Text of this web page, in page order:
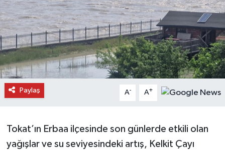
Paylaş A- A+
Tokat’ın Erbaa ilçesinde son günlerde etkili olan
yağışlar ve su seviyesindeki artış, Kelkit Çayı
Devrekani Haberleri
Doğanyurt Haberleri
Hanönü Haberleri
İhsangazi Haberleri
Küre Haberleri